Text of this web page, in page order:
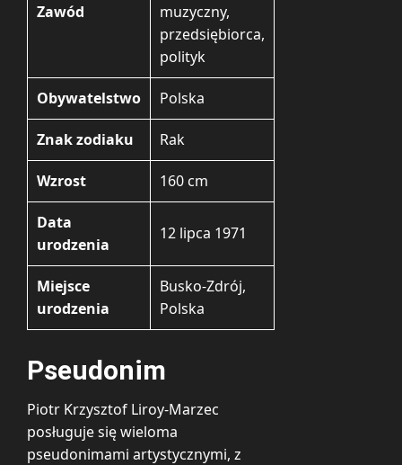
Zawód
muzyczny,
przedsiębiorca,
polityk
Obywatelstwo Polska
Znak zodiaku Rak
Wzrost 160 cm
Data
urodzenia
12 lipca 1971
Miejsce
urodzenia
Busko-Zdrój,
Polska
Pseudonim
Piotr Krzysztof Liroy-Marzec
posługuje się wieloma
pseudonimami artystycznymi, z